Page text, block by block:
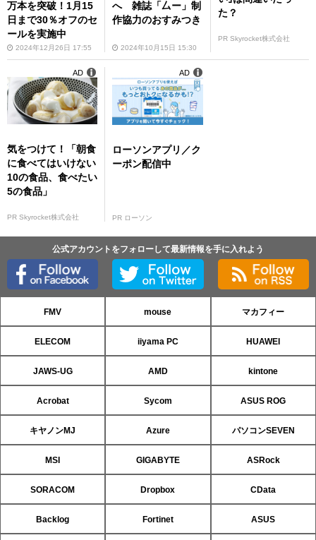
万本を突破！1月15
日まで30％オフのセ
ールを実施中
2024年12月26日 17:55
へ 雑誌「厶ー」制
作協力のおすみつき
2024年10月15日 15:30
た？
PR Skyrocket株式会社
気をつけて！「朝食
に食べてはいけない
10の食品、食べたい
5の食品」
PR Skyrocket株式会社
AD
ローソンアプリ／ク
ーポン配信中
PR ローソン
AD
公式アカウントをフォローして最新情報を手に入れよう
FMV mouse マカフィー
ELECOM iiyama PC HUAWEI
JAWS-UG AMD kintone
Acrobat Sycom ASUS ROG
キヤノンMJ Azure パソコンSEVEN
MSI GIGABYTE ASRock
SORACOM Dropbox CData
Backlog Fortinet ASUS